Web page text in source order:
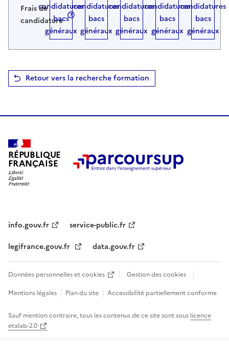
Frais de
candidature
candidatures
bacs
généraux
candidatures
bacs
généraux
candidatures
bacs
généraux
candidatures
bacs
généraux
candidatures
bacs
généraux
Retour vers la recherche formation
RÉPUBLIQUE
FRANÇAISE
info.gouv.fr
service-public.fr
legifrance.gouv.fr
data.gouv.fr
Données personnelles et cookies
Gestion des cookies
Mentions légales
Plan du site Accessibilité partiellement conforme
Sauf mention contraire, tous les contenus de ce site sont sous licence
etalab-2.0